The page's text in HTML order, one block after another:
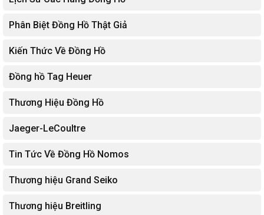
Phân Biệt Đồng Hồ Thật Giả
Kiến Thức Về Đồng Hồ
Đồng hồ Tag Heuer
Thương Hiệu Đồng Hồ
Jaeger-LeCoultre
Tin Tức Về Đồng Hồ Nomos
Thương hiệu Grand Seiko
Thương hiệu Breitling